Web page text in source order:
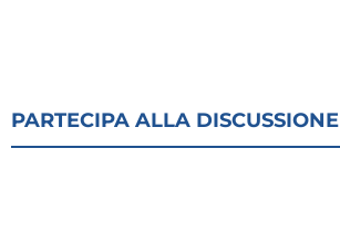
PARTECIPA ALLA DISCUSSIONE